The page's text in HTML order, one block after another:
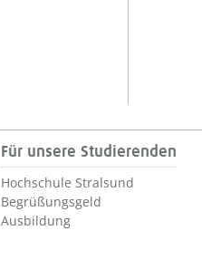
Für unsere Studierenden
Hochschule Stralsund
Begrüßungsgeld
Ausbildung